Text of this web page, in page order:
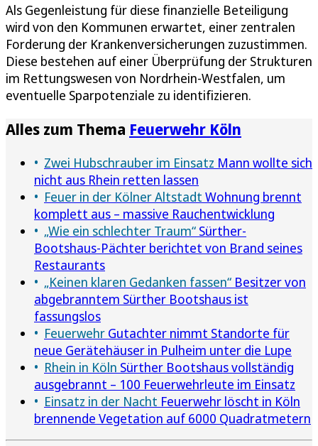
Als Gegenleistung für diese finanzielle Beteiligung
wird von den Kommunen erwartet, einer zentralen
Forderung der Krankenversicherungen zuzustimmen.
Diese bestehen auf einer Überprüfung der Strukturen
im Rettungswesen von Nordrhein-Westfalen, um
eventuelle Sparpotenziale zu identifizieren.
Alles zum Thema Feuerwehr Köln
Zwei Hubschrauber im Einsatz Mann wollte sich
nicht aus Rhein retten lassen
Feuer in der Kölner Altstadt Wohnung brennt
komplett aus – massive Rauchentwicklung
„Wie ein schlechter Traum“ Sürther-
Bootshaus-Pächter berichtet von Brand seines
Restaurants
„Keinen klaren Gedanken fassen“ Besitzer von
abgebranntem Sürther Bootshaus ist
fassungslos
Feuerwehr Gutachter nimmt Standorte für
neue Gerätehäuser in Pulheim unter die Lupe
Rhein in Köln Sürther Bootshaus vollständig
ausgebrannt – 100 Feuerwehrleute im Einsatz
Einsatz in der Nacht Feuerwehr löscht in Köln
brennende Vegetation auf 6000 Quadratmetern